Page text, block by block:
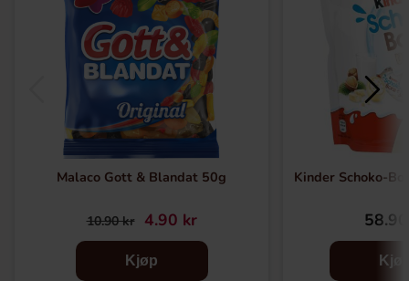
Malaco Gott & Blandat 50g
10.90 kr 4.90 kr
Kjøp
Kinder Schoko-